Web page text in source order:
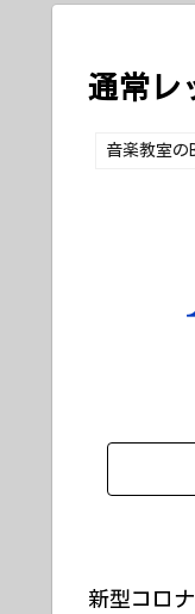
通常レ
音楽教室の
新型コロ